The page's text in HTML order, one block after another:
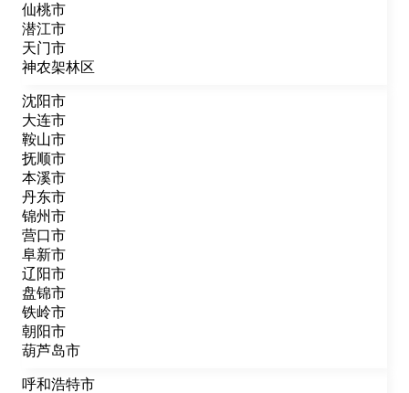
仙桃市
潜江市
天门市
神农架林区
沈阳市
大连市
鞍山市
抚顺市
本溪市
丹东市
锦州市
营口市
阜新市
辽阳市
盘锦市
铁岭市
朝阳市
葫芦岛市
呼和浩特市